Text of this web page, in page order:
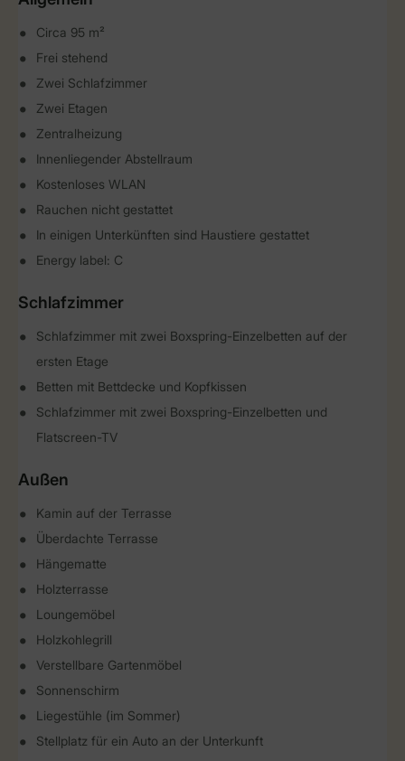
Circa 95 m²
Frei stehend
Zwei Schlafzimmer
Zwei Etagen
Zentralheizung
Innenliegender Abstellraum
Kostenloses WLAN
Rauchen nicht gestattet
In einigen Unterkünften sind Haustiere gestattet
Energy label: C
Schlafzimmer
Schlafzimmer mit zwei Boxspring-Einzelbetten auf der
ersten Etage
Betten mit Bettdecke und Kopfkissen
Schlafzimmer mit zwei Boxspring-Einzelbetten und
Flatscreen-TV
Außen
Kamin auf der Terrasse
Überdachte Terrasse
Hängematte
Holzterrasse
Loungemöbel
Holzkohlegrill
Verstellbare Gartenmöbel
Sonnenschirm
Liegestühle (im Sommer)
Stellplatz für ein Auto an der Unterkunft